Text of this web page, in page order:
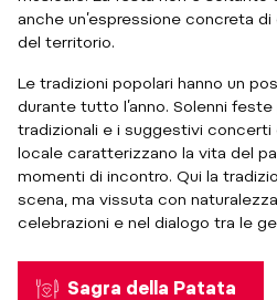
anche un’espressione concreta
del territorio.
Le tradizioni popolari hanno un
durante tutto l’anno. Solenni
tradizionali e i suggestivi concerti
locale caratterizzano la vita del
momenti di incontro. Qui la
scena, ma vissuta con
celebrazioni e nel dialogo tra le
Sagra della Patata